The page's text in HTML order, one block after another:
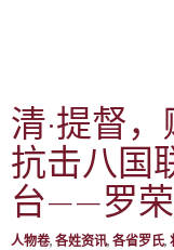
清·提督，
抗击八国
台——罗
人物卷, 各姓资讯, 各省罗氏,